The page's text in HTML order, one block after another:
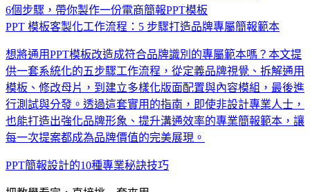
6個步驟，帶你製作一份電商簡報PPT模板
PPT 模板客製化工作流程：5 步驟打造品牌專屬簡報範本
想將通用PPT模板改造成符合品牌識別的專屬範本嗎？本文提
供一套系統化的五步驟工作流程，從定義品牌視覺、拆解通用
模板、修改母片，到建立多樣化版面配置與內容模組，最後進
行測試與分發。透過這套實用的指南，即使非設計專業人士，
也能打造出強化品牌形象、提升溝通效率的專業簡報範本，讓
每一次提案都成為品牌價值的完美展現。
PPT簡報設計的10種專業秘訣技巧